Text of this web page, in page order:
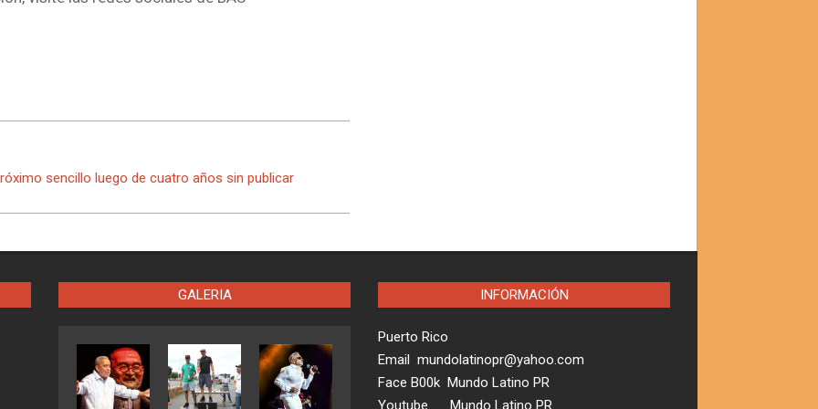
sencillo luego de cuatro años sin publicar
GALERIA INFORMACIÓN
Puerto Rico
Email mundolatinopr@yahoo.com
Face B00k Mundo Latino PR
Youtube Mundo Latino PR